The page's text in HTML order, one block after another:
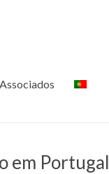
Associados
em Portugal